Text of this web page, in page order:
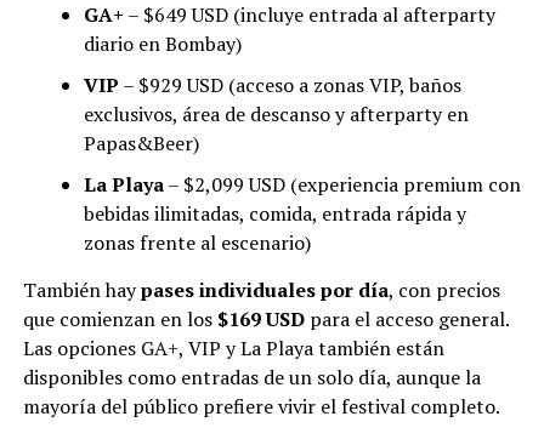
GA+ – $649 USD (incluye entrada al afterparty
diario en Bombay)
VIP – $929 USD (acceso a zonas VIP, baños
exclusivos, área de descanso y afterparty en
Papas&Beer)
La Playa– $2,099 USD (experiencia premium con
bebidas ilimitadas, comida, entrada rápida y
zonas frente al escenario)
También haypases individuales por día, con precios
que comienzan en los $169 USDpara el acceso general.
Las opciones GA+, VIP y La Playa también están
disponibles como entradas de un solo día, aunque la
mayoría del público prefiere vivir el festival completo.